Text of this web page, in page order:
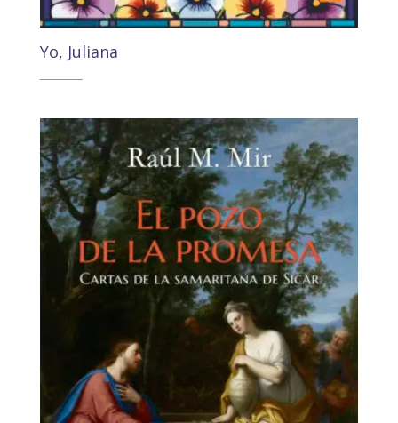
Yo, Juliana
19,50€